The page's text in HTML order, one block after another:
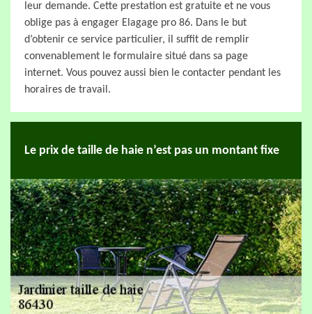
leur demande. Cette prestation est gratuite et ne vous
oblige pas à engager Elagage pro 86. Dans le but
d’obtenir ce service particulier, il suffit de remplir
convenablement le formulaire situé dans sa page
internet. Vous pouvez aussi bien le contacter pendant les
horaires de travail.
Le prix de taille de haie n’est pas un montant fixe